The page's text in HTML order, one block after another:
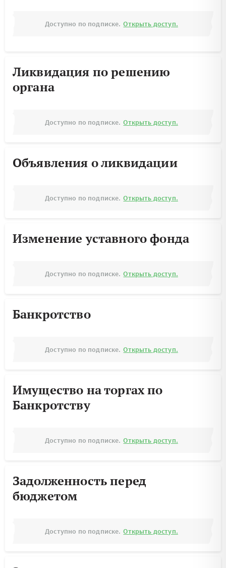
Доступно по подписке. Открыть доступ.
Ликвидация по решению
органа
Доступно по подписке. Открыть доступ.
Объявления о ликвидации
Доступно по подписке. Открыть доступ.
Изменение уставного фонда
Доступно по подписке. Открыть доступ.
Банкротство
Доступно по подписке. Открыть доступ.
Имущество на торгах по
Банкротству
Доступно по подписке. Открыть доступ.
Задолженность перед
бюджетом
Доступно по подписке. Открыть доступ.